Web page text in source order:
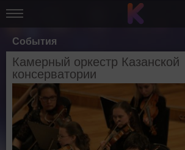
События
Камерный оркестр Казанской
консерватории